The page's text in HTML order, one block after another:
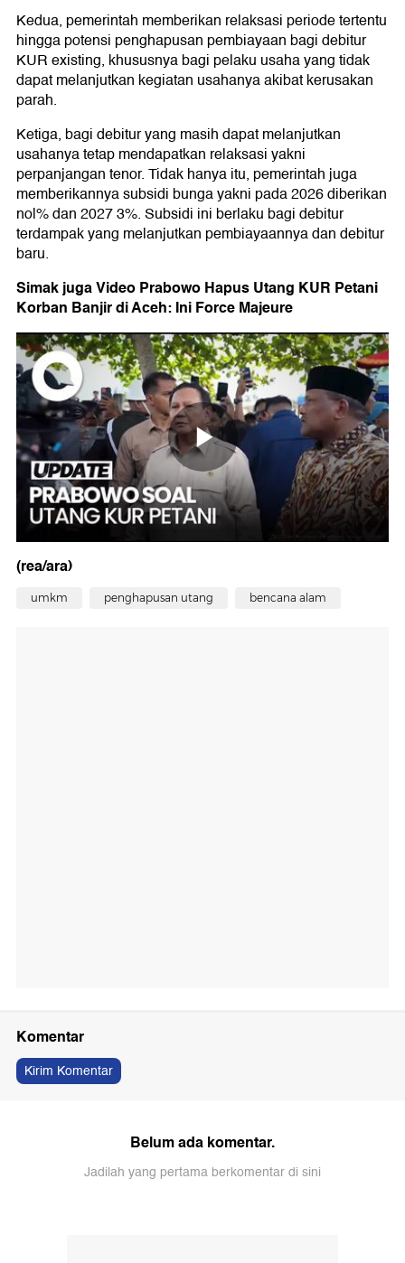
Kedua, pemerintah memberikan relaksasi periode tertentu
hingga potensi penghapusan pembiayaan bagi debitur
KUR existing, khususnya bagi pelaku usaha yang tidak
dapat melanjutkan kegiatan usahanya akibat kerusakan
parah.
Ketiga, bagi debitur yang masih dapat melanjutkan
usahanya tetap mendapatkan relaksasi yakni
perpanjangan tenor. Tidak hanya itu, pemerintah juga
memberikannya subsidi bunga yakni pada 2026 diberikan
nol% dan 2027 3%. Subsidi ini berlaku bagi debitur
terdampak yang melanjutkan pembiayaannya dan debitur
baru.
Simak juga Video Prabowo Hapus Utang KUR Petani
Korban Banjir di Aceh: Ini Force Majeure
(rea/ara)
umkm penghapusan utang bencana alam
Komentar
Kirim Komentar
Belum ada komentar.
Jadilah yang pertama berkomentar di sini